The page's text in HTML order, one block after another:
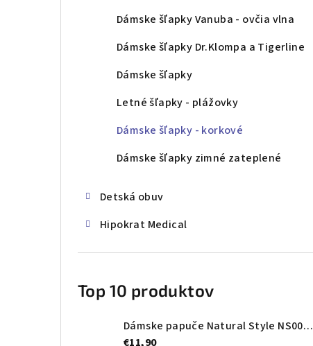
Dámske šľapky Vanuba - ovčia vlna
Dámske šľapky Dr.Klompa a Tigerline
Dámske šľapky
Letné šľapky - plážovky
Dámske šľapky - korkové
Dámske šľapky zimné zateplené
Detská obuv
Hipokrat Medical
Top 10 produktov
Dámske papuče Natural Style NS008 čierne
€11,90